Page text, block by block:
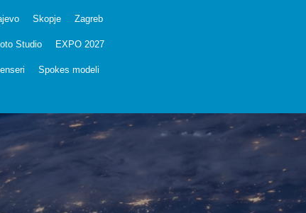
Skopje Zagreb
Studio EXPO 2027
Spokes modeli